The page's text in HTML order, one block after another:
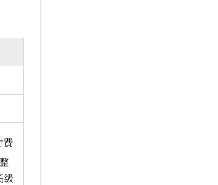
费
级